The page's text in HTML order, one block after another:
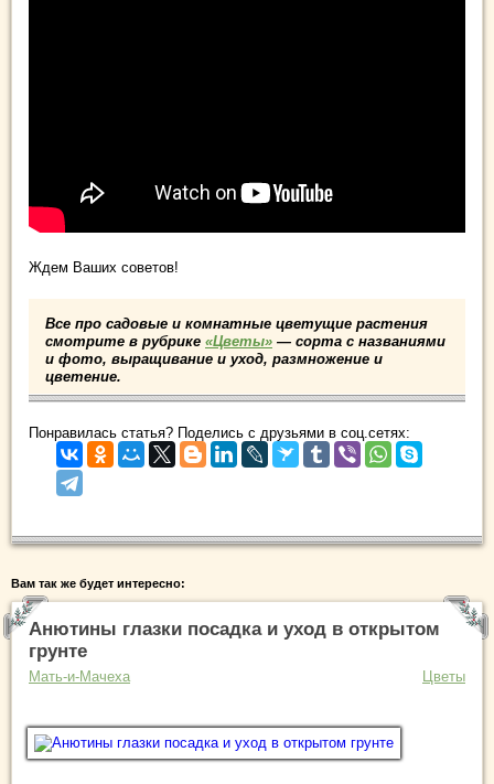
Ждем Ваших советов!
Все про садовые и комнатные цветущие растения
смотрите в рубрике «Цветы» — сорта с названиями
и фото, выращивание и уход, размножение и
цветение.
Понравилась статья? Поделись с друзьями в соц.сетях:
Вам так же будет интересно:
Анютины глазки посадка и уход в открытом
грунте
Мать-и-Мачеха Цветы